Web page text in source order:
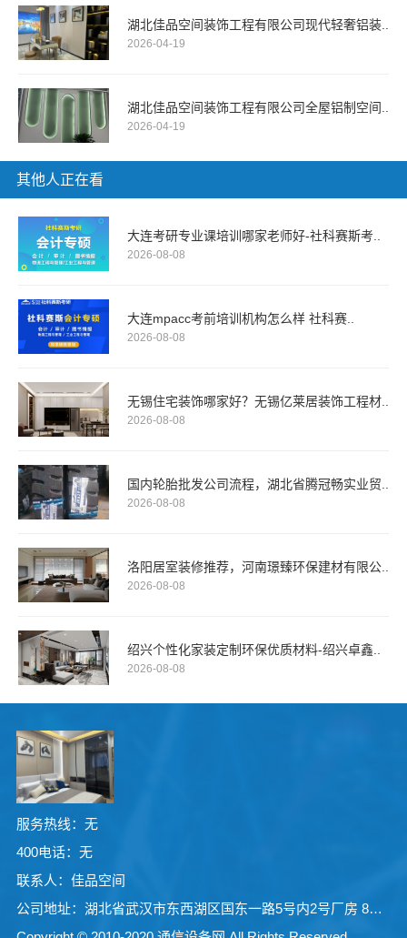
湖北佳品空间装饰工程有限公司现代轻奢铝装..
2026-04-19
湖北佳品空间装饰工程有限公司全屋铝制空间..
2026-04-19
其他人正在看
大连考研专业课培训哪家老师好-社科赛斯考..
2026-08-08
大连mpacc考前培训机构怎么样 社科赛..
2026-08-08
无锡住宅装饰哪家好？无锡亿莱居装饰工程材..
2026-08-08
国内轮胎批发公司流程，湖北省腾冠畅实业贸..
2026-08-08
洛阳居室装修推荐，河南璟臻环保建材有限公..
2026-08-08
绍兴个性化家装定制环保优质材料-绍兴卓鑫..
2026-08-08
服务热线：无
400电话：无
联系人：佳品空间
公司地址：湖北省武汉市东西湖区国东一路5号内2号厂房 8号房